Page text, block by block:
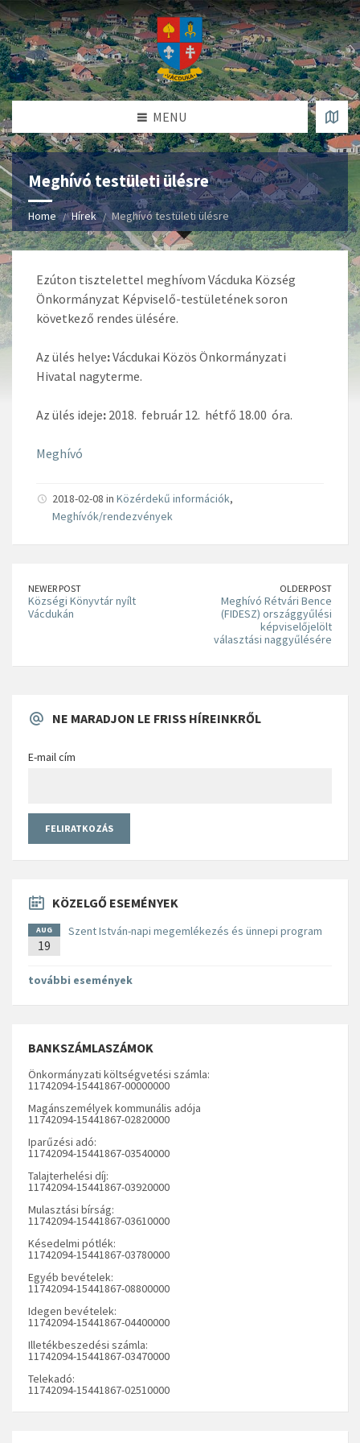
MENU
Meghívó testületi ülésre
Home Hírek Meghívó testületi ülésre
Ezúton tisztelettel meghívom Vácduka Község
Önkormányzat Képviselő-testületének soron
következő rendes ülésére.
Az ülés helye:Vácdukai Közös Önkormányzati
Hivatal nagyterme.
Az ülés ideje: 2018. február 12. hétfő 18.00 óra.
Meghívó
2018-02-08 in Közérdekű információk,
Meghívók/rendezvények
NEWER POST
Községi Könyvtár nyílt
Vácdukán
OLDER POST
Meghívó Rétvári Bence
(FIDESZ) országgyűlési
képviselőjelölt
választási naggyűlésére
NE MARADJON LE FRISS HÍREINKRŐL
E-mail cím
KÖZELGŐ ESEMÉNYEK
AUG
19
Szent István-napi megemlékezés és ünnepi program
további események
BANKSZÁMLASZÁMOK
Önkormányzati költségvetési számla:
11742094-15441867-00000000
Magánszemélyek kommunális adója
11742094-15441867-02820000
Iparűzési adó:
11742094-15441867-03540000
Talajterhelési díj:
11742094-15441867-03920000
Mulasztási bírság:
11742094-15441867-03610000
Késedelmi pótlék:
11742094-15441867-03780000
Egyéb bevételek:
11742094-15441867-08800000
Idegen bevételek:
11742094-15441867-04400000
Illetékbeszedési számla:
11742094-15441867-03470000
Telekadó:
11742094-15441867-02510000